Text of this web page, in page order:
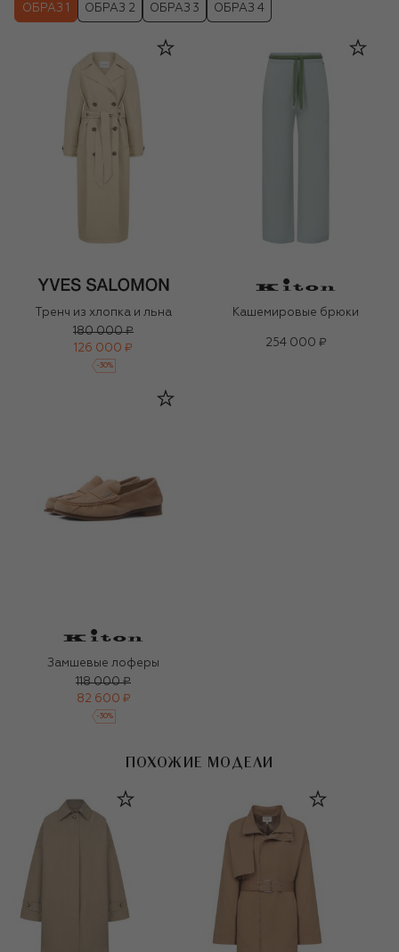
ОБРАЗ 1 ОБРАЗ 2 ОБРАЗ 3 ОБРАЗ 4
Тренч из хлопка и льна
180 000 ₽
126 000 ₽
-30%
Кашемировые брюки
254 000 ₽
Замшевые лоферы
118 000 ₽
82 600 ₽
-30%
ПОХОЖИЕ МОДЕЛИ